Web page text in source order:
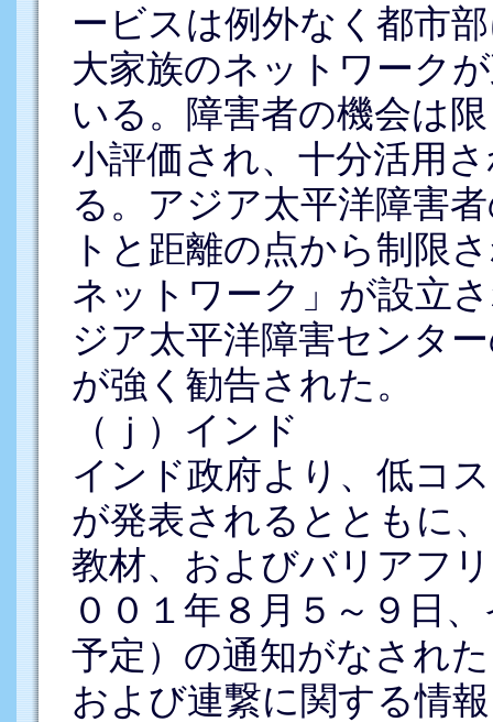
ービスは例外なく都市
大家族のネットワーク
いる。障害者の機会は
小評価され、十分活用
る。アジア太平洋障害
トと距離の点から制限
ネットワーク」が設立
ジア太平洋障害センタ
が強く勧告された。
（ｊ）インド
インド政府より、低コ
が発表されるとともに
教材、およびバリアフ
００１年８月５～９日
予定）の通知がなされ
および連繋に関する情